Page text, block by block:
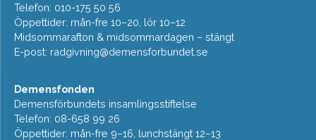
Telefon: 010-175 50 56
Öppettider: mån-fre 10–20, lör 10–12
Midsommarafton & midsommardagen – stängt
E-post: radgivning@demensforbundet.se
Demensfonden
Demensförbundets insamlingsstiftelse
Telefon: 08-658 99 26
Öppettider: mån-fre 9–16, lunchstängt 12–13